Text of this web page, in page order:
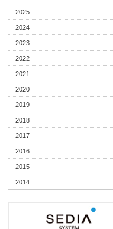
2025
2024
2023
2022
2021
2020
2019
2018
2017
2016
2015
2014